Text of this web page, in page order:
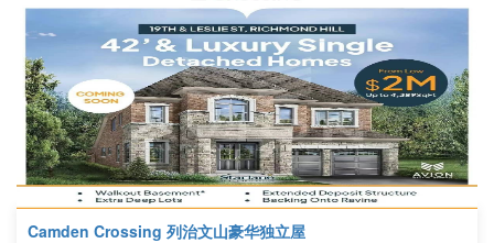
Camden Crossing 列治文山豪华独立屋